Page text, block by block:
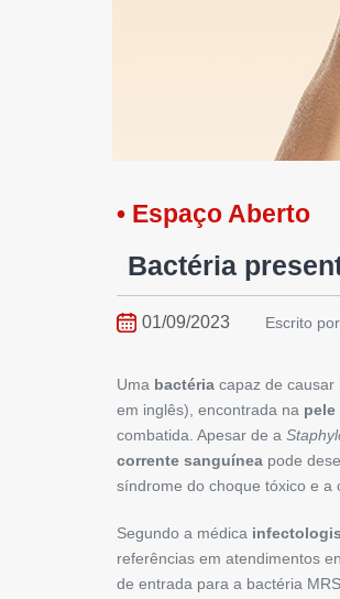
• Espaço Aberto
Bactéria
01/09/2023 Escrito
Uma bactériacapaz de causar
em inglês), encontrada na pele
combatida. Apesar de a
corrente sanguíneapode
síndrome do choque tóxico e a
Segundo a médica
referências em atendimentos
de entrada para a bactéria